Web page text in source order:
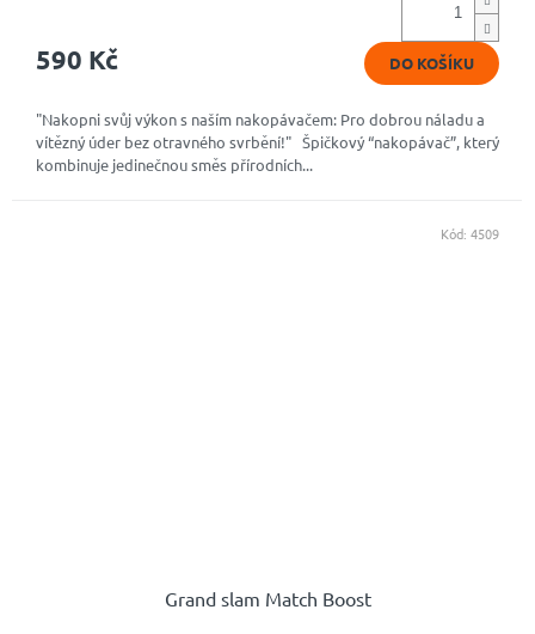
z
hvězdiček.
590 Kč DO KOŠÍKU
"Nakopni svůj výkon s naším nakopávačem: Pro dobrou náladu a
vítězný úder bez otravného svrbění!" Špičkový “nakopávač”, který
kombinuje jedinečnou směs přírodních...
Grand slam Match Boost
Kód: 4509